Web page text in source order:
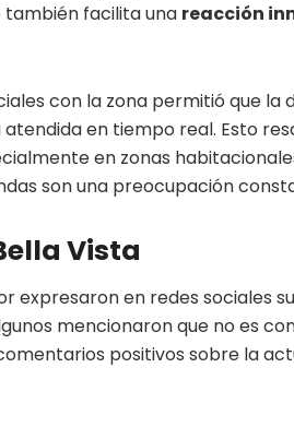
también facilita una reacción
con la zona permitió que la
en tiempo real. Esto
en zonas
son una preocupación
Vista
expresaron en redes sociales
mencionaron que no es
positivos sobre la